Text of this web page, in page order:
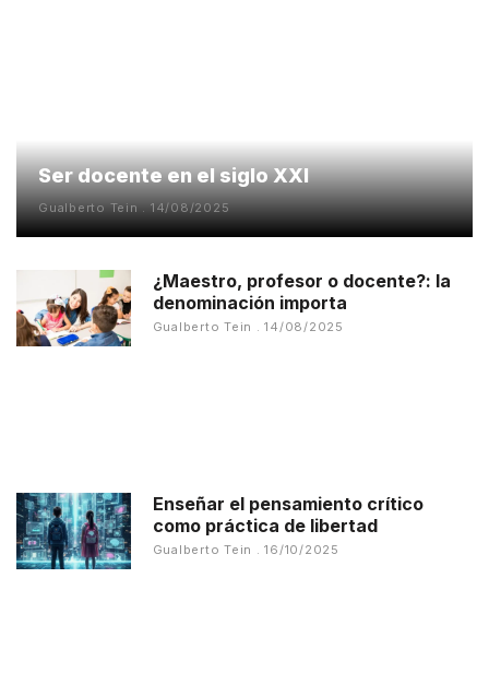
Ser docente en el siglo XXI
Gualberto Tein 14/08/2025
¿Maestro, profesor o docente?: la
denominación importa
Gualberto Tein 14/08/2025
Enseñar el pensamiento crítico
como práctica de libertad
Gualberto Tein 16/10/2025